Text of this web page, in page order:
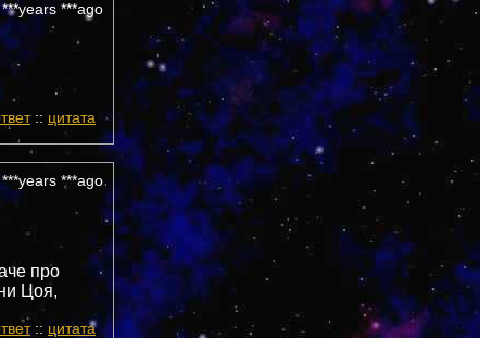
***ago
:: цитата
***ago
про
Цоя,
:: цитата